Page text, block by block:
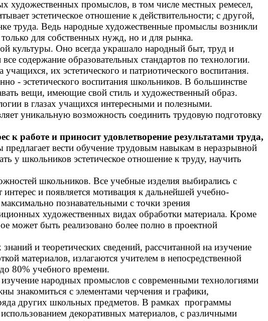
художественных промыслов, в том числе местных ремесел,
эстетическое отношение к действительности; с другой,
труда. Ведь народные художественные промыслы возникли
для собственных нужд, но и для рынка.
культуры. Оно всегда украшало народный быт, труд и
содержание образовательных стандартов по технологии.
их эстетического и патриотического воспитания.
- эстетического воспитания школьников. В большинстве
вещи, имеющие свой стиль и художественный образ.
в глазах учащихся интересными и полезными.
уникальную возможность соединить трудовую подготовку
работе и приносит удовлетворение результатами труда,
вести обучение трудовым навыкам в неразрывной
у школьников эстетическое отношение к труду, научить
школьников. Все учебные изделия выбирались с
и появляется мотивация к дальнейшей учебно-
познавательными с точки зрения
художественных видах обработки материала. Кроме
может быть реализовано более полно в проектной
и теоретических сведений, рассчитанной на изучение
материалов, излагаются учителем в непосредственной
80% учебного времени.
народных промыслов с современными технологиями
знакомиться с элементами черчения и графики,
других школьных предметов. В рамках программы
декоративных материалов, с различными